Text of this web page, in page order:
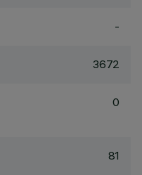
-
3672
0
81